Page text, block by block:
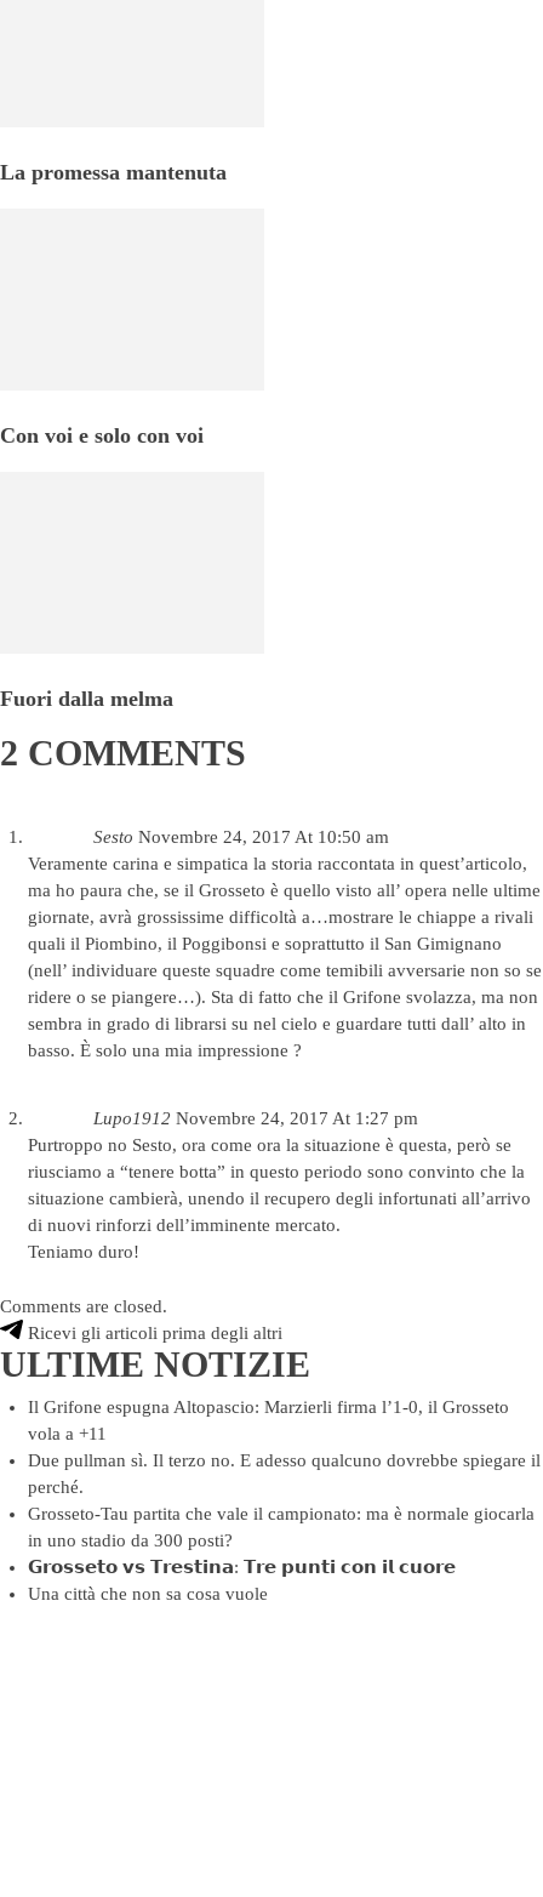
La promessa mantenuta
Con voi e solo con voi
Fuori dalla melma
2 COMMENTS
Sesto Novembre 24, 2017 At 10:50 am
Veramente carina e simpatica la storia raccontata in quest’articolo,
ma ho paura che, se il Grosseto è quello visto all’ opera nelle ultime
giornate, avrà grossissime difficoltà a…mostrare le chiappe a rivali
quali il Piombino, il Poggibonsi e soprattutto il San Gimignano
(nell’ individuare queste squadre come temibili avversarie non so se
ridere o se piangere…). Sta di fatto che il Grifone svolazza, ma non
sembra in grado di librarsi su nel cielo e guardare tutti dall’ alto in
basso. È solo una mia impressione ?
Lupo1912 Novembre 24, 2017 At 1:27 pm
Purtroppo no Sesto, ora come ora la situazione è questa, però se
riusciamo a “tenere botta” in questo periodo sono convinto che la
situazione cambierà, unendo il recupero degli infortunati all’arrivo
di nuovi rinforzi dell’imminente mercato.
Teniamo duro!
Comments are closed.
Ricevi gli articoli prima degli altri
ULTIME NOTIZIE
Il Grifone espugna Altopascio: Marzierli firma l’1-0, il Grosseto
vola a +11
Due pullman sì. Il terzo no. E adesso qualcuno dovrebbe spiegare il
perché.
Grosseto-Tau partita che vale il campionato: ma è normale giocarla
in uno stadio da 300 posti?
𝗚𝗿𝗼𝘀𝘀𝗲𝘁𝗼 𝘃𝘀 𝗧𝗿𝗲𝘀𝘁𝗶𝗻𝗮: 𝗧𝗿𝗲 𝗽𝘂𝗻𝘁𝗶 𝗰𝗼𝗻 𝗶𝗹 𝗰𝘂𝗼𝗿𝗲
Una città che non sa cosa vuole